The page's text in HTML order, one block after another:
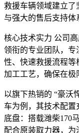
救援车辆领域建立了
与强大的售后支持体
核心技术实力 公司
领衔的专业团队，专
性、快速救援流程等
加工工艺，确保在极
以旗下热销的 “豪沃
车为例，其技术配
底盘：搭载潍柴170
配合原装取力器，